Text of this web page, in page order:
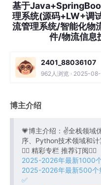
基于
理系统(源码+LW+调
流管理系统/智能化物
件/物流信息
2401_88036107
962人浏览 · 2025-
博主介绍
💗博主介绍：✌全栈领域
序、Python技术领域和
👇🏻 精彩专栏 推荐订阅👇🏻
2025-2026年最新1000
2025-2026年最新500个
✅